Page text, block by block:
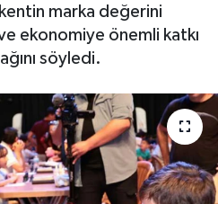
marka değerini
ekonomiye önemli katkı
söyledi.